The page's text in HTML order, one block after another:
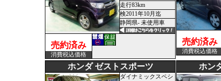
走行83km
検2011年10月迄
静岡県- 未使用車
売約済み
消費税込価格
売約済み
消費税込価格
ホンダ ゼストスポーツ
ダイナミックスペシ
ホン